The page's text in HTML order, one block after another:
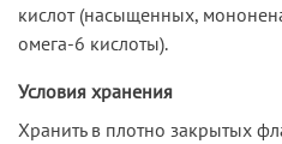
кислот (насыщенных,
омега-6 кислоты).
Условия хранения
Хранить в плотно закрытых